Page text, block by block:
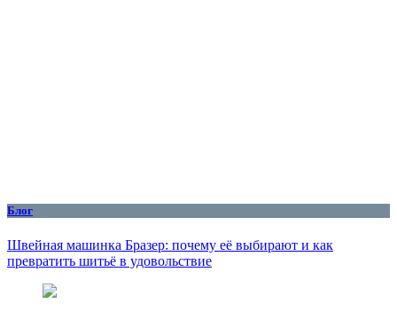
Блог
Швейная машинка Бразер: почему её выбирают и как
превратить шитьё в удовольствие